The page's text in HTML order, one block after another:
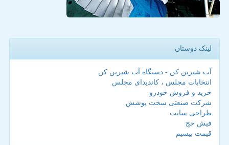
لینک دوستان
آب شیرین کن - دستگاه آب شیرین کن
انتخابات مجلس ، کاندیدای مجلس
خرید و فروش خودرو
شرکت صنعتی سخت پوشش
طراحی سایت
فیش حج
قیمت بیسیم